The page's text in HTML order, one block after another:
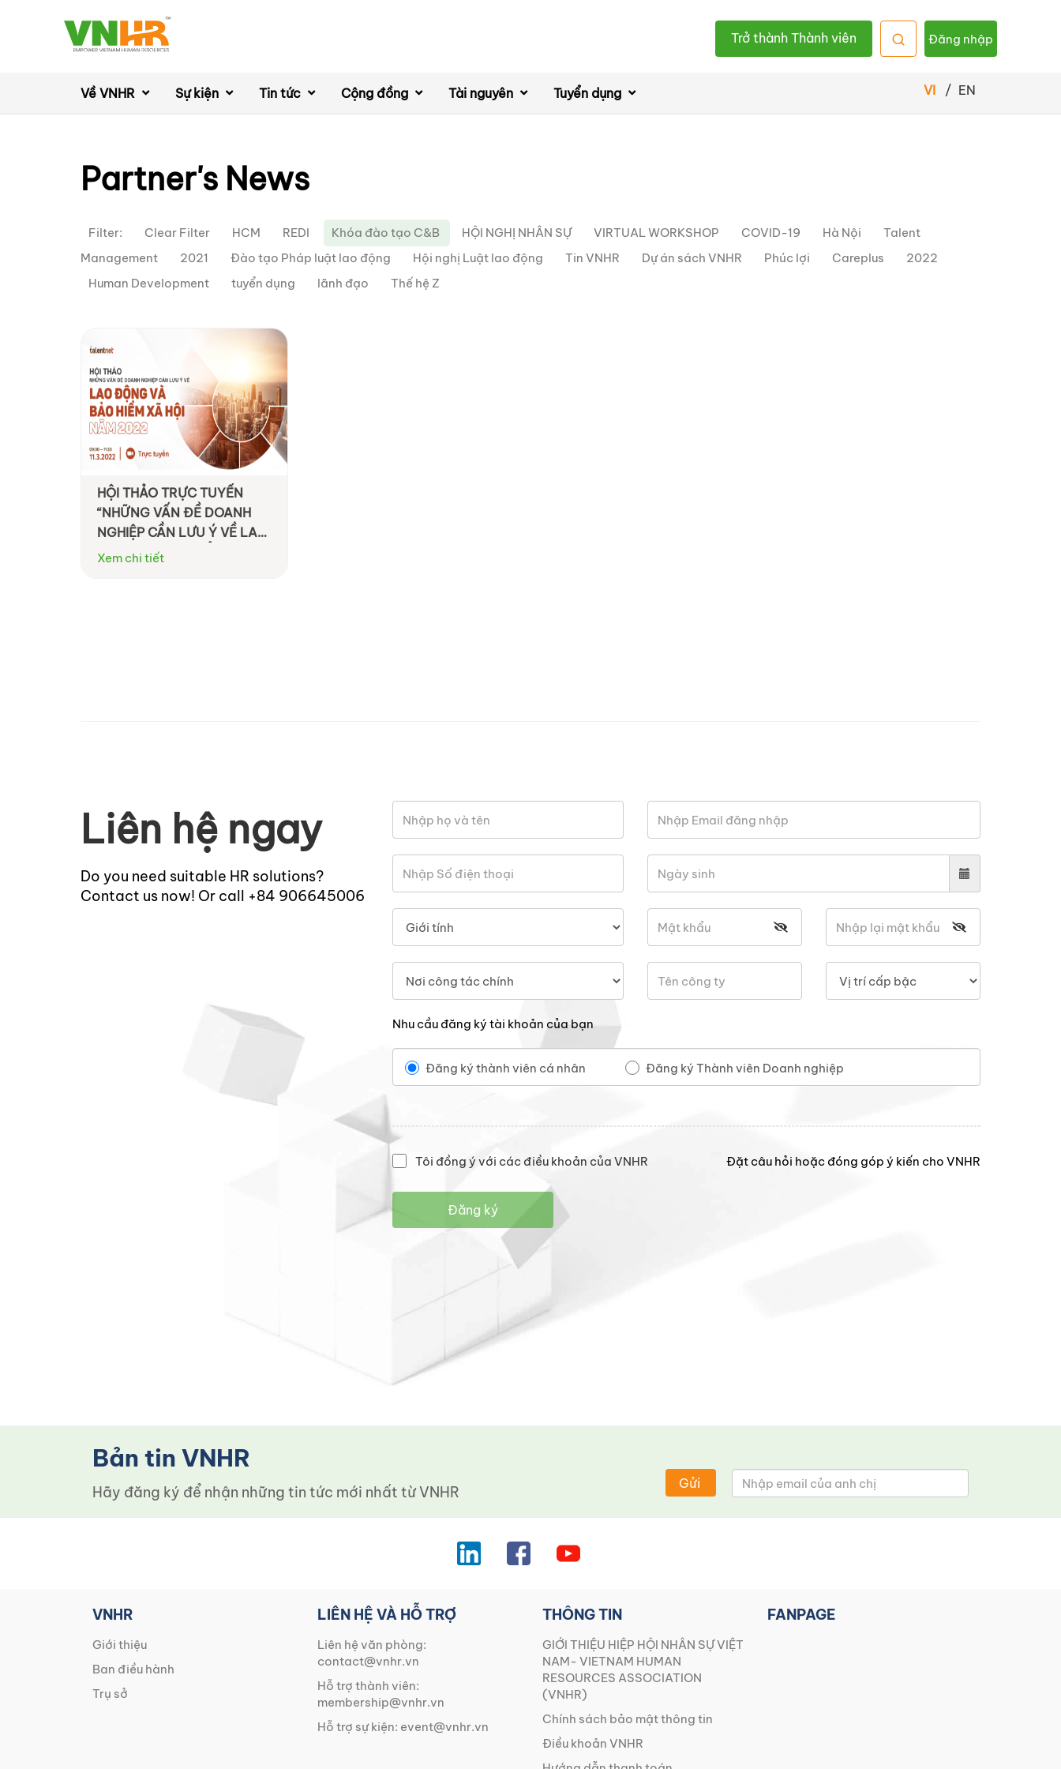
Trở thành Thành viên Đăng nhập
Về VNHR Sự kiện Tin tức Cộng đồng Tài nguyên Tuyển dụng VI / EN
Partner's News
Filter: Clear Filter HCM REDI Khóa đào tạo C&B HỘI NGHỊ NHÂN SỰ VIRTUAL WORKSHOP COVID-19 Hà Nội
Talent
Management
2021 Đào tạo Pháp luật lao động Hội nghị Luật lao động Tin VNHR Dự án sách VNHR Phúc lợi Careplus
2022
Human Development
tuyển dụng lãnh đạo Thế hệ Z
HỘI THẢO TRỰC TUYẾN
“NHỮNG VẤN ĐỀ DOANH
NGHIỆP CẦN LƯU Ý VỀ LAO
ĐỘNG VÀ BẢO HIỂM XÃ HỘI
Xem chi tiết
Liên hệ ngay
Do you need suitable HR solutions?
Contact us now! Or call +84 906645006
Nhu cầu đăng ký tài khoản của bạn
Đăng ký thành viên cá nhân Đăng ký Thành viên Doanh nghiệp
Tôi đồng ý với các điều khoản của VNHR Đặt câu hỏi hoặc đóng góp ý kiến cho VNHR
Đăng ký
Bản tin VNHR
Hãy đăng ký để nhận những tin tức mới nhất từ ​​VNHR Gửi
VNHR
Giới thiệu
Ban điều hành
Trụ sở
LIÊN HỆ VÀ HỖ TRỢ
Liên hệ văn phòng:
contact@vnhr.vn
Hỗ trợ thành viên:
membership@vnhr.vn
Hỗ trợ sự kiện: event@vnhr.vn
THÔNG TIN
GIỚI THIỆU HIỆP HỘI NHÂN SỰ VIỆT
NAM- VIETNAM HUMAN
RESOURCES ASSOCIATION
(VNHR)
Chính sách bảo mật thông tin
Điều khoản VNHR
FANPAGE